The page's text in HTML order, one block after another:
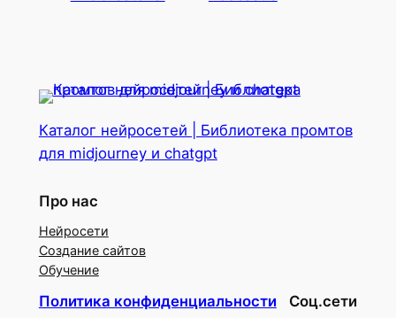
Каталог нейросетей | Библиотека промтов
для midjourney и chatgpt
Про нас
Нейросети
Создание сайтов
Обучение
Политика конфиденциальности Соц.сети